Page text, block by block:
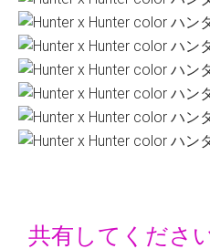
共有してくださ